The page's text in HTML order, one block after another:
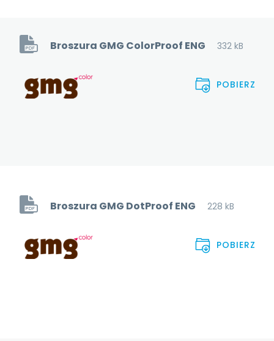
Broszura GMG ColorProof ENG 332 kB
POBIERZ
Broszura GMG DotProof ENG 228 kB
POBIERZ